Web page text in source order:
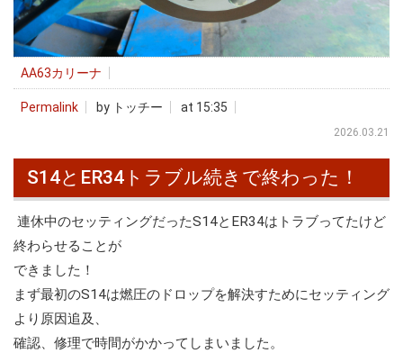
AA63カリーナ
Permalink by トッチー at 15:35
2026.03.21
S14とER34トラブル続きで終わった！
連休中のセッティングだったS14とER34はトラブってたけど
終わらせることが
できました！
まず最初のS14は燃圧のドロップを解決すためにセッティング
より原因追及、
確認、修理で時間がかかってしまいました。